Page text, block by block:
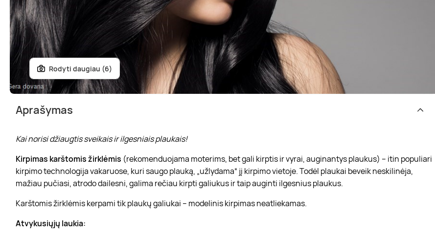
Rodyti daugiau (6)
Aprašymas
Kai norisi džiaugtis sveikais ir ilgesniais plaukais!
Kirpimas karštomis žirklėmis (rekomenduojama moterims, bet gali kirptis ir vyrai, auginantys plaukus) – itin populiari
kirpimo technologija vakaruose, kuri saugo plauką, „užlydama“ jį kirpimo vietoje. Todėl plaukai beveik neskilinėja,
mažiau pučiasi, atrodo dailesni, galima rečiau kirpti galiukus ir taip auginti ilgesnius plaukus.
Karštomis žirklėmis kerpami tik plaukų galiukai – modelinis kirpimas neatliekamas.
Atvykusiųjų laukia: